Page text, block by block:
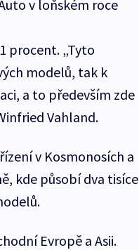
v loňském roce
procent. „Tyto
modelů, tak k
a to především zde
Vahland.
v Kosmonosích a
kde působí dva tisíce
Evropě a Asii.